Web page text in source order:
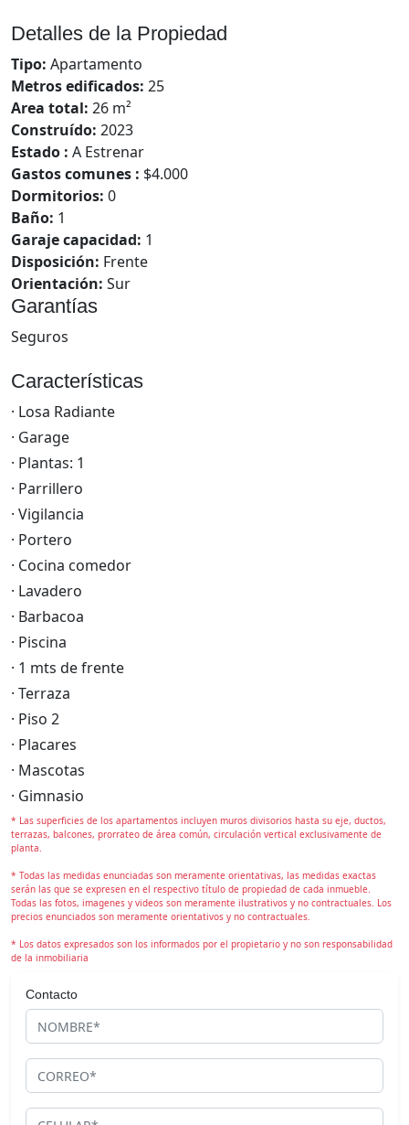
Detalles de la Propiedad
Tipo: Apartamento
Metros edificados: 25
Area total: 26 m²
Construído: 2023
Estado : A Estrenar
Gastos comunes : $4.000
Dormitorios: 0
Baño: 1
Garaje capacidad: 1
Disposición: Frente
Orientación: Sur
Garantías
Seguros
Características
· Losa Radiante
· Garage
· Plantas: 1
· Parrillero
· Vigilancia
· Portero
· Cocina comedor
· Lavadero
· Barbacoa
· Piscina
· 1 mts de frente
· Terraza
· Piso 2
· Placares
· Mascotas
· Gimnasio
* Las superficies de los apartamentos incluyen muros divisorios hasta su eje, ductos,
terrazas, balcones, prorrateo de área común, circulación vertical exclusivamente de
planta.
* Todas las medidas enunciadas son meramente orientativas, las medidas exactas
serán las que se expresen en el respectivo título de propiedad de cada inmueble.
Todas las fotos, imagenes y videos son meramente ilustrativos y no contractuales. Los
precios enunciados son meramente orientativos y no contractuales.
* Los datos expresados son los informados por el propietario y no son responsabilidad
de la inmobiliaria
Contacto